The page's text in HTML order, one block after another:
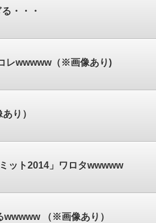
・・・
レwwwww（※画像あり)
り）
ット2014」ワロタwwwww
wwwww （※画像あり）